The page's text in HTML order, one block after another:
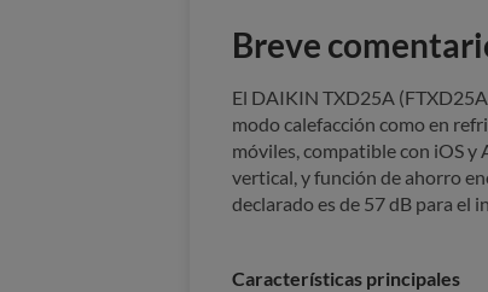
Breve
El DAIKIN TXD25A
modo calefacción como en
móviles, compatible con iOS
vertical, y función de ahorro
declarado es de 57 dB para el
Características principales